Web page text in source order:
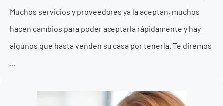
Muchos servicios y proveedores ya la aceptan, muchos
hacen cambios para poder aceptarla rápidamente y hay
algunos que hasta venden su casa por tenerla. Te diremos